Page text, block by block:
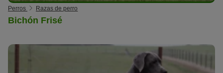
Perros Razas de perro
Bichón Frisé